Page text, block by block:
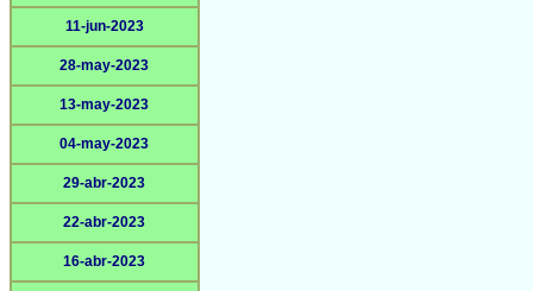
11-jun-2023
28-may-2023
13-may-2023
04-may-2023
29-abr-2023
22-abr-2023
16-abr-2023